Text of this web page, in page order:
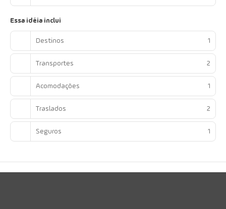
Essa idéia inclui
Destinos 1
Transportes 2
Acomodações 1
Traslados 2
Seguros 1